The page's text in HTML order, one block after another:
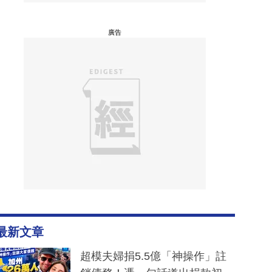
廣告
新文章
超模夫婦捐5.5億「神操作」註